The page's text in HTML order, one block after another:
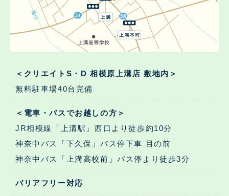
＜クリエイトS・D 相模原上溝店 敷地内＞
無料駐車場40台完備
＜電車・バスでお越しの方＞
JR相模線「上溝駅」西口より徒歩約10分
神奈中バス「下久保」バス停下車 目の前
神奈中バス「上溝高校前」バス停より徒歩3分
バリアフリー対応